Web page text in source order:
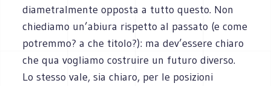
diametralmente opposta a tutto questo. Non
chiediamo un’abiura rispetto al passato (e come
potremmo? a che titolo?): ma dev’essere chiaro
che qua vogliamo costruire un futuro diverso.
Lo stesso vale, sia chiaro, per le posizioni